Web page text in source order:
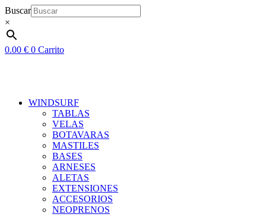
Ir
al
contenido
Buscar
×
0.00 € 0 Carrito
WINDSURF
TABLAS
VELAS
BOTAVARAS
MASTILES
BASES
ARNESES
ALETAS
EXTENSIONES
ACCESORIOS
NEOPRENOS